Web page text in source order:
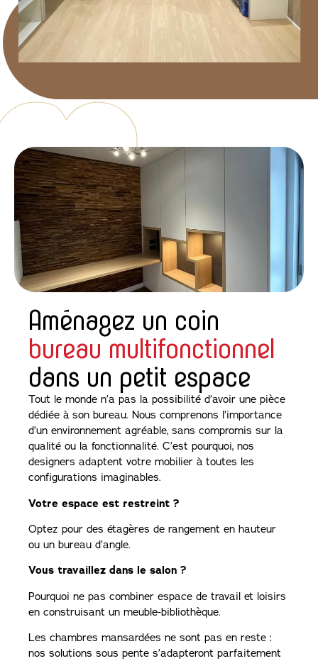
Aménagez un coin
bureau multifonctionnel
dans un petit espace
Tout le monde n’a pas la possibilité d’avoir une pièce
dédiée à son bureau. Nous comprenons l’importance
d’un environnement agréable, sans compromis sur la
qualité ou la fonctionnalité. C’est pourquoi, nos
designers adaptent votre mobilier à toutes les
configurations imaginables.
Votre espace est restreint ?
Optez pour des étagères de rangement en hauteur
ou un bureau d’angle.
Vous travaillez dans le salon ?
Pourquoi ne pas combiner espace de travail et loisirs
en construisant un meuble-bibliothèque.
Les chambres mansardées ne sont pas en reste :
nos solutions sous pente s’adapteront parfaitement